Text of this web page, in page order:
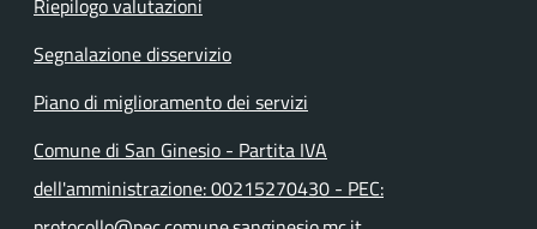
Riepilogo valutazioni
Segnalazione disservizio
Piano di miglioramento dei servizi
Comune di San Ginesio - Partita IVA
dell'amministrazione: 00215270430 - PEC: